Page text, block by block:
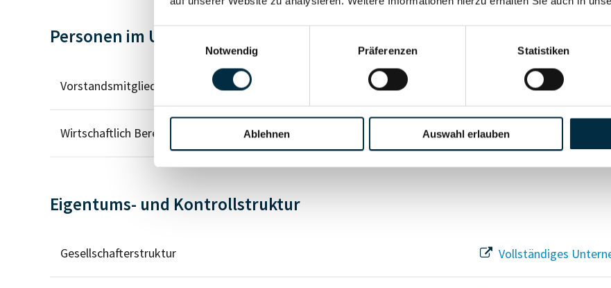
Notwendig
Präferenzen Statistiken
Ablehnen Auswahl erlauben
Personen im Unternehmen
Vorstandsmitglied (2) Für registrierte Nutzer
Wirtschaftlich Berechtigter Vollständiges
Eigentums- und Kontrollstruktur
Gesellschafterstruktur Vollständiges